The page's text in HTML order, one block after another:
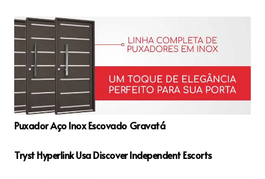
Puxador Aço Inox Escovado Gravatá
Tryst Hyperlink Usa Discover Independent Escorts